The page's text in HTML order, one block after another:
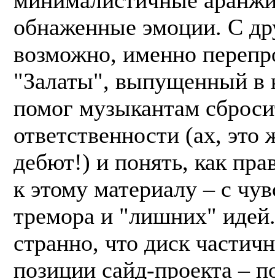
обнаженные эмоции. С
возможно, именно
"Залаты", выпущенный в
помог музыкантам
ответственности (ах,
дебют!) и понять, как
к этому материалу – с
тремора и "лишних"
странно, что диск
позиции сайд-проекта –